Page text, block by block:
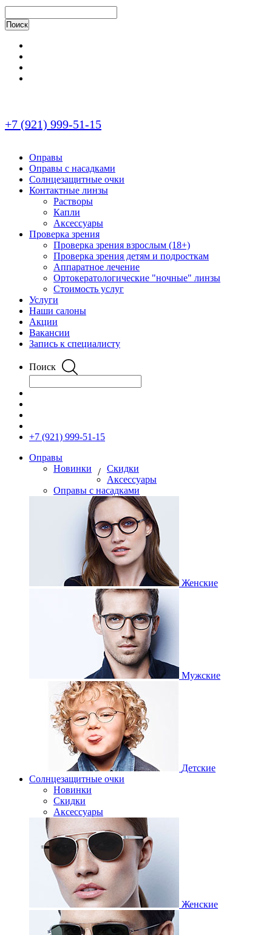
+7 (921) 999-51-15
Оправы
Оправы с насадками
Солнцезащитные очки
Контактные линзы
Растворы
Капли
Аксессуары
Проверка зрения
Проверка зрения взрослым (18+)
Проверка зрения детям и подросткам
Аппаратное лечение
Ортокератологические "ночные" линзы
Стоимость услуг
Услуги
Наши салоны
Акции
Вакансии
Запись к специалисту
Поиск
+7 (921) 999-51-15
Оправы
Новинки
/ Скидки
Аксессуары
Оправы с насадками
Женские
Мужские
Детские
Солнцезащитные очки
Новинки
Скидки
Аксессуары
Женские